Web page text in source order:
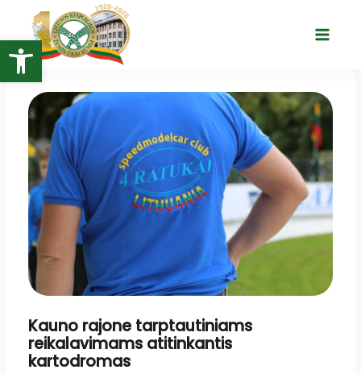
Open toolbar
turinio
Main
Kauno rajone tarptautiniams
reikalavimams atitinkantis
kartodromas